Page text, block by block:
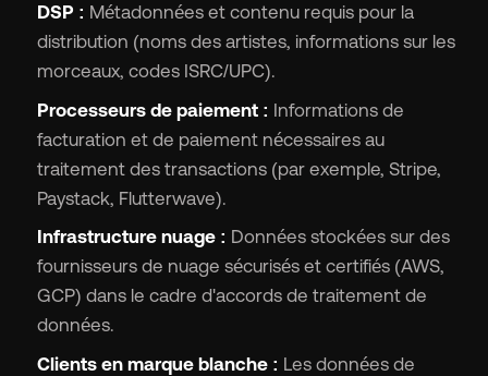
DSP : Métadonnées et contenu requis pour la
distribution (noms des artistes, informations sur les
morceaux, codes ISRC/UPC).
Processeurs de paiement : Informations de
facturation et de paiement nécessaires au
traitement des transactions (par exemple, Stripe,
Paystack, Flutterwave).
Infrastructure nuage : Données stockées sur des
fournisseurs de nuage sécurisés et certifiés (AWS,
GCP) dans le cadre d'accords de traitement de
données.
Clients en marque blanche : Les données de